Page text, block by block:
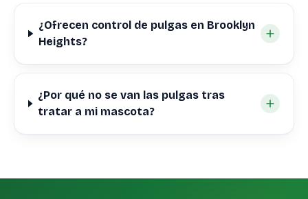
¿Ofrecen control de pulgas en Brooklyn
Heights?
¿Por qué no se van las pulgas tras
tratar a mi mascota?